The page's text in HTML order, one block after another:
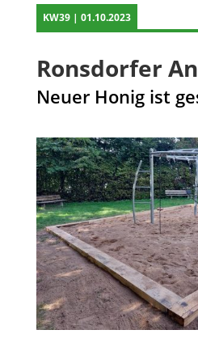
KW39 | 01.10.2023
Ronsdorfer
Neuer Honig ist